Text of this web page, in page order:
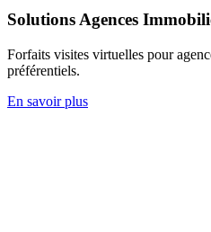
Solutions Agences
Forfaits visites virtuelles pour
préférentiels.
En savoir plus